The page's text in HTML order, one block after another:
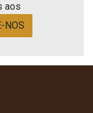
aos
NOS